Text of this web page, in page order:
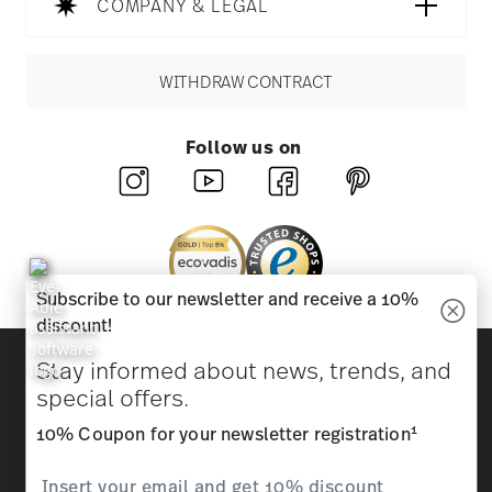
COMPANY & LEGAL
WITHDRAW CONTRACT
Follow us on
Beauty & functionality for your home
Homepage General terms and conditions
Privacy
Subscribe to our newsletter and receive a 10%
discount!
Stay informed about news, trends, and
special offers.
10% Coupon for your newsletter registration1